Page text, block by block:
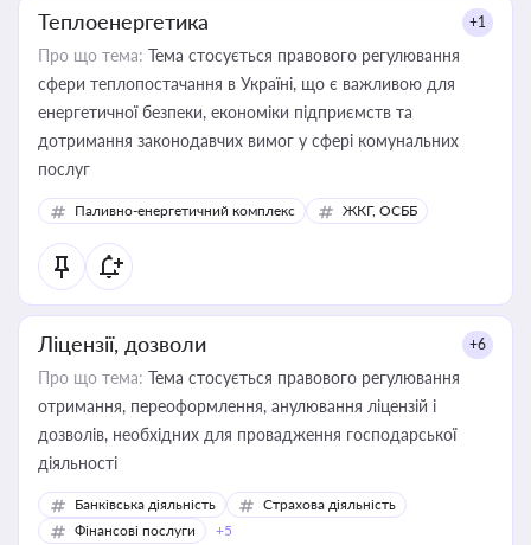
Теплоенергетика +1
Про що тема: Тема стосується правового регулювання
сфери теплопостачання в Україні, що є важливою для
енергетичної безпеки, економіки підприємств та
дотримання законодавчих вимог у сфері комунальних
послуг
Паливно-енергетичний комплекс ЖКГ, ОСББ
Ліцензії, дозволи +6
Про що тема: Тема стосується правового регулювання
отримання, переоформлення, анулювання ліцензій і
дозволів, необхідних для провадження господарської
діяльності
Банківська діяльність
Страхова діяльність
Фінансові послуги
+5